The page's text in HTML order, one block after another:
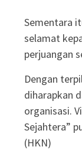
Sementara
selamat
perjuangan
Dengan
diharapkan
organisasi.
Sejahtera”
(HKN)